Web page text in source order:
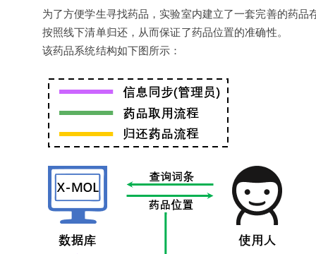
为了方便学生寻找药品，实验室内建立了一套完善的药
按照线下清单归还，从而保证了药品位置的准确性。
该药品系统结构如下图所示：